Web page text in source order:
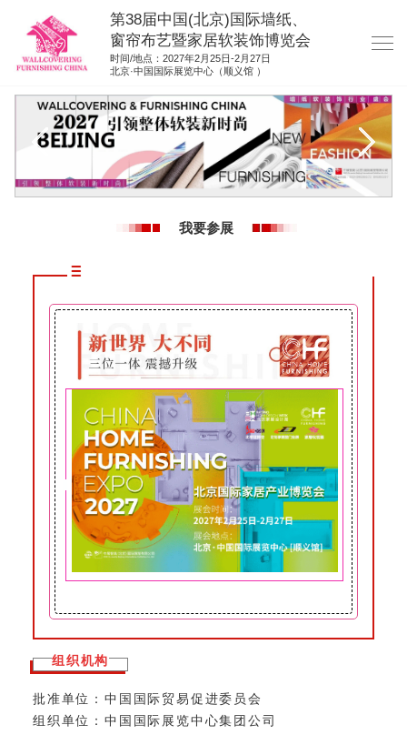
第38届中国(北京)国际墙纸、
窗帘布艺暨家居软装饰博览会
时间/地点：2027年2月25日-2月27日
北京·中国国际展览中心（顺义馆 ）
网站首页
展商服务
展位申请
集团展会
参展联络
我要参展
组织机构
批准单位：中国国际贸易促进委员会
组织单位：中国国际展览中心集团公司